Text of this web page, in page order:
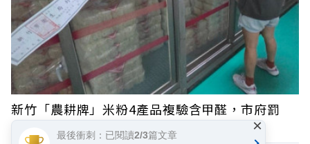
新竹「農耕牌」米粉4產品複驗含甲醛，市府罰
384萬元！檢驗結果清單一覽
最後衝刺：已閱讀2/3篇文章 ×